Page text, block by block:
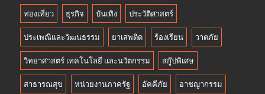
ท่องเที่ยว ธุรกิจ บันเทิง ประวัติศาสตร์
ประเพณีและวัฒนธรรม ยาเสพติด ร้องเรียน วาตภัย
วิทยาศาสตร์ เทคโนโลยี และนวัตกรรม สกู๊ปพิเศษ
สาธารณสุข หน่วยงานภาครัฐ อัคคีภัย อาชญากรรม